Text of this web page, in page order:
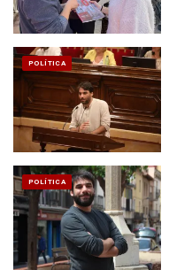
POLÍTICA
POLÍTICA